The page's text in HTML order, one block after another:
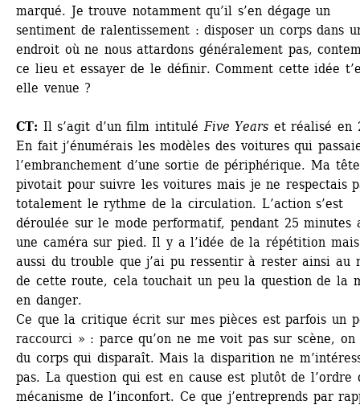
marqué. Je trouve notamment qu’il s’en dégage un
sentiment de ralentissement : disposer un corps dans
endroit où ne nous attardons généralement pas,
ce lieu et essayer de le définir. Comment cette idée
elle venue ?
CT: Il s’agit d’un film intitulé Five Years et réalisé en
En fait j’énumérais les modèles des voitures qui
l’embranchement d’une sortie de périphérique. Ma tête
pivotait pour suivre les voitures mais je ne respectais
totalement le rythme de la circulation. L’action s’est
déroulée sur le mode performatif, pendant 25 minutes
une caméra sur pied. Il y a l’idée de la répétition mais
aussi du trouble que j’ai pu ressentir à rester ainsi au
de cette route, cela touchait un peu la question de la
en danger.
Ce que la critique écrit sur mes pièces est parfois un
raccourci » : parce qu’on ne me voit pas sur scène, on
du corps qui disparaît. Mais la disparition ne
pas. La question qui est en cause est plutôt de l’ordre
mécanisme de l’inconfort. Ce que j’entreprends par